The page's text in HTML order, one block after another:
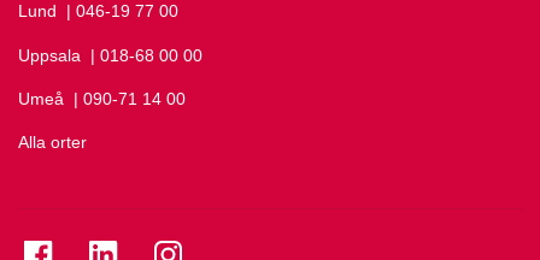
Lund Ring Lund på
| 046-19 77 00
Uppsala Ring Uppsala på
| 018-68 00 00
Umeå Ring Umeå på
| 090-71 14 00
Alla orter
Se folkuniversitetet på Facebook
Se folkuniversitetet på LinkedIn